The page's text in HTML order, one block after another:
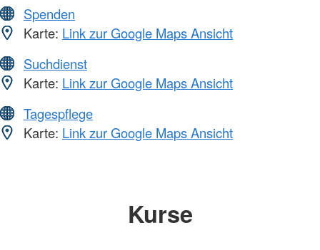
Spenden
Karte: Link zur Google Maps Ansicht
Suchdienst
Karte: Link zur Google Maps Ansicht
Tagespflege
Karte: Link zur Google Maps Ansicht
Kurse